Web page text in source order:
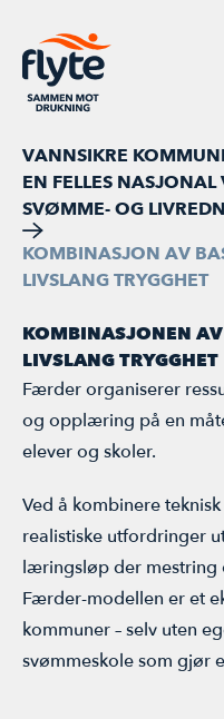
Sikre
VANNSIKRE
NASJONAL
VANNTRYGGE
LAST NED MATERIELL
Lære
STATISTIKK &
REGISTERSTUDIET
BLI MEDLEM
BLI
Møte
AKTIVITETSKALENDER
FLYTEKONFERANSEN
ÅRSMØTE
VANNSIKRE
EN FELLES
SVØMME- OG
KOMBINASJON AV
LIVSLANG TRYGGHET
KOMBINASJONEN
LIVSLANG TRYGGHET
Færder organiserer
og opplæring på en
elever og skoler.
Ved å kombinere
realistiske utfordringer
læringsløp der mestring
Færder-modellen er et
kommuner – selv uten
svømmeskole som gjør